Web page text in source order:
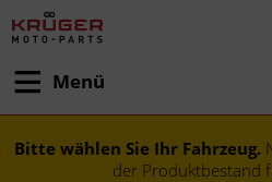
Menü
Bitte wählen Sie Ihr Fahrzeug.
der Produktbestand